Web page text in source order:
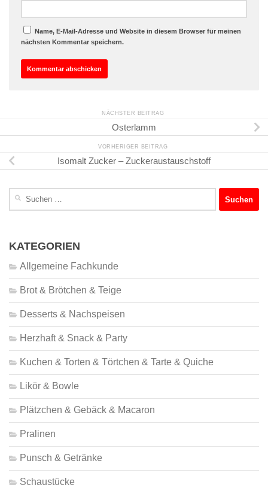
Name, E-Mail-Adresse und Website in diesem Browser für meinen
nächsten Kommentar speichern.
NÄCHSTER BEITRAG
Osterlamm
VORHERIGER BEITRAG
Isomalt Zucker – Zuckeraustauschstoff
KATEGORIEN
Allgemeine Fachkunde
Brot & Brötchen & Teige
Desserts & Nachspeisen
Herzhaft & Snack & Party
Kuchen & Torten & Törtchen & Tarte & Quiche
Likör & Bowle
Plätzchen & Gebäck & Macaron
Pralinen
Punsch & Getränke
Schaustücke